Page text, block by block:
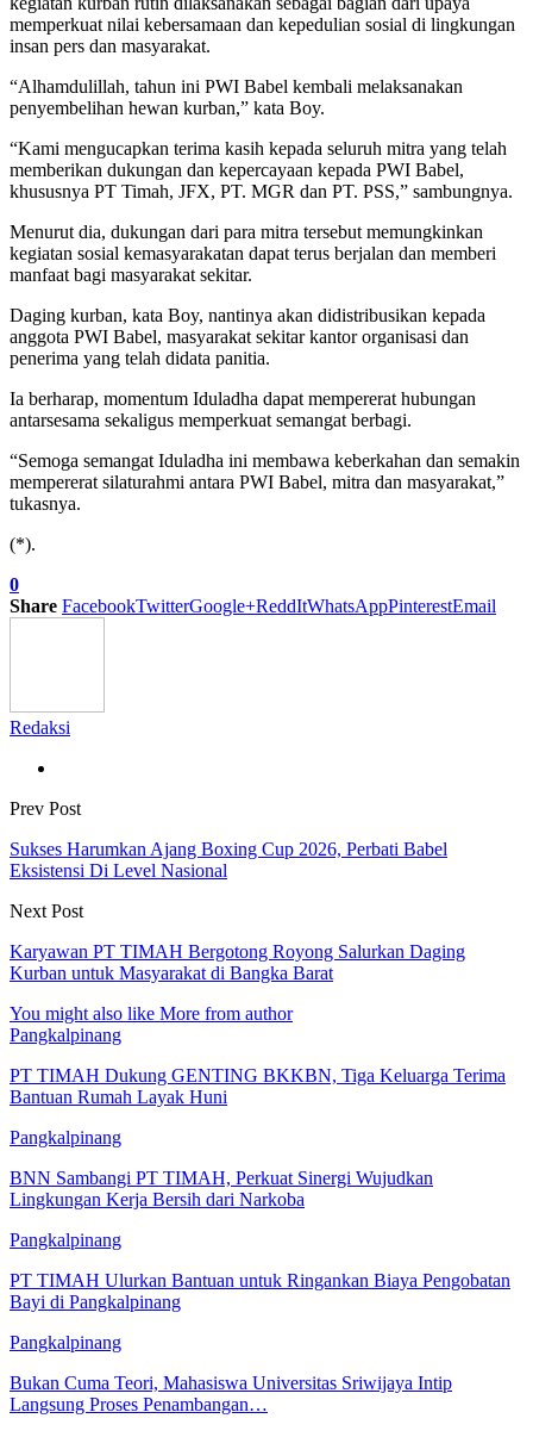
memperkuat nilai kebersamaan dan kepedulian sosial di lingkungan
insan pers dan masyarakat.
“Alhamdulillah, tahun ini PWI Babel kembali melaksanakan
penyembelihan hewan kurban,” kata Boy.
“Kami mengucapkan terima kasih kepada seluruh mitra yang telah
memberikan dukungan dan kepercayaan kepada PWI Babel,
khususnya PT Timah, JFX, PT. MGR dan PT. PSS,” sambungnya.
Menurut dia, dukungan dari para mitra tersebut memungkinkan
kegiatan sosial kemasyarakatan dapat terus berjalan dan memberi
manfaat bagi masyarakat sekitar.
Daging kurban, kata Boy, nantinya akan didistribusikan kepada
anggota PWI Babel, masyarakat sekitar kantor organisasi dan
penerima yang telah didata panitia.
Ia berharap, momentum Iduladha dapat mempererat hubungan
antarsesama sekaligus memperkuat semangat berbagi.
“Semoga semangat Iduladha ini membawa keberkahan dan semakin
mempererat silaturahmi antara PWI Babel, mitra dan masyarakat,”
tukasnya.
(*).
0
Share FacebookTwitterGoogle+ReddItWhatsAppPinterestEmail
Redaksi
Prev Post
Sukses Harumkan Ajang Boxing Cup 2026, Perbati Babel
Eksistensi Di Level Nasional
Next Post
Karyawan PT TIMAH Bergotong Royong Salurkan Daging
Kurban untuk Masyarakat di Bangka Barat
You might also like More from author
Pangkalpinang
PT TIMAH Dukung GENTING BKKBN, Tiga Keluarga Terima
Bantuan Rumah Layak Huni
Pangkalpinang
BNN Sambangi PT TIMAH, Perkuat Sinergi Wujudkan
Lingkungan Kerja Bersih dari Narkoba
Pangkalpinang
PT TIMAH Ulurkan Bantuan untuk Ringankan Biaya Pengobatan
Bayi di Pangkalpinang
Pangkalpinang
Bukan Cuma Teori, Mahasiswa Universitas Sriwijaya Intip
Langsung Proses Penambangan…